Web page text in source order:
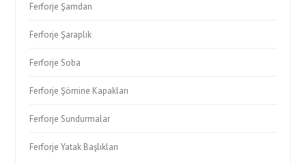
Ferforje Şamdan
Ferforje Şaraplık
Ferforje Soba
Ferforje Şömine Kapakları
Ferforje Sundurmalar
Ferforje Yatak Başlıkları